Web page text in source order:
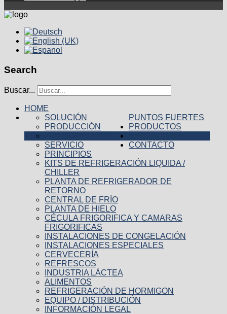
Search
Buscar...
HOME
PUNTOS FUERTES
SOLUCIÓN
PRODUCCIÓN
PUESTA EN MARCHA
SERVICIO
PRINCIPIOS
PRODUCTOS
KITS DE REFRIGERACIÓN LIQUIDA /
CHILLER
PLANTA DE REFRIGERADOR DE
RETORNO
CENTRAL DE FRÍO
PLANTA DE HIELO
CÉCULA FRIGORIFICA Y CAMARAS
FRIGORIFICAS
INSTALACIONES DE CONGELACIÓN
INSTALACIONES ESPECIALES
CERVECERÍA
REFRESCOS
INDUSTRIA LÁCTEA
ALIMENTOS
REFRIGERACIÓN DE HORMIGON
CONTACTO
EQUIPO / DISTRIBUCIÓN
INFORMACIÓN LEGAL